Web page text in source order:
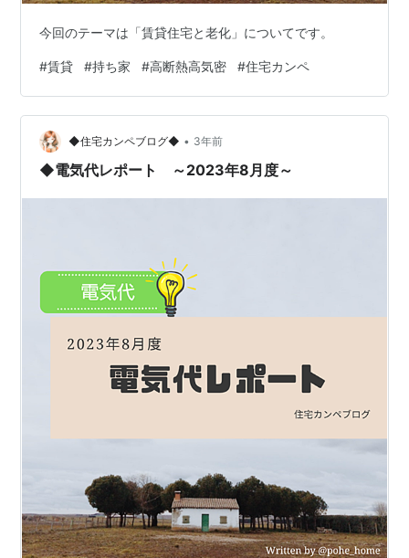
今回のテーマは「賃貸住宅と老化」についてです。
#賃貸 #持ち家 #高断熱高気密 #住宅カンペ
◆住宅カンペブログ◆ • 3年前
◆電気代レポート ～2023年8月度～